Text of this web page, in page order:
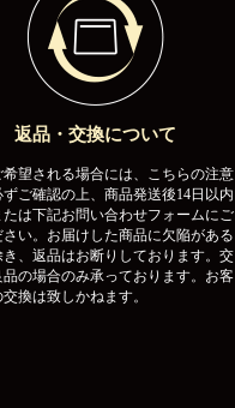
返品・交換について
望される場合には、こちらの注意
ご確認の上、商品発送後14日以内
たは下記お問い合わせフォームにご
い。お届けした商品に欠陥がある
、返品はお断りしております。交
の場合のみ承っております。お客
換は致しかねます。